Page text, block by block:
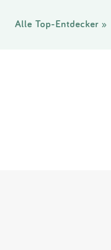
Alle Top-Entdecker »